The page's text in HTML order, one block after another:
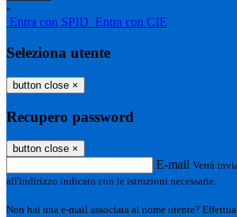
-
Entra con SPID Entra con CIE
Seleziona utente
button close ×
Recupero password
button close ×
E-mail Verrà
all'indirizzo indicato con le istruzioni necessarie.
Non hai una e-mail associata al nome utente?